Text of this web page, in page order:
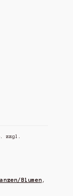
zzgl.
Blumen ,